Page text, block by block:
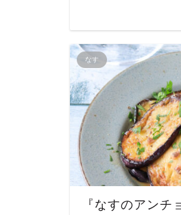
なす
『なすのアンチ